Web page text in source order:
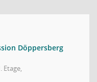
Döppersberg
Etage,